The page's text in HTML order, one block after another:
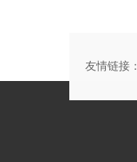
友情链接：